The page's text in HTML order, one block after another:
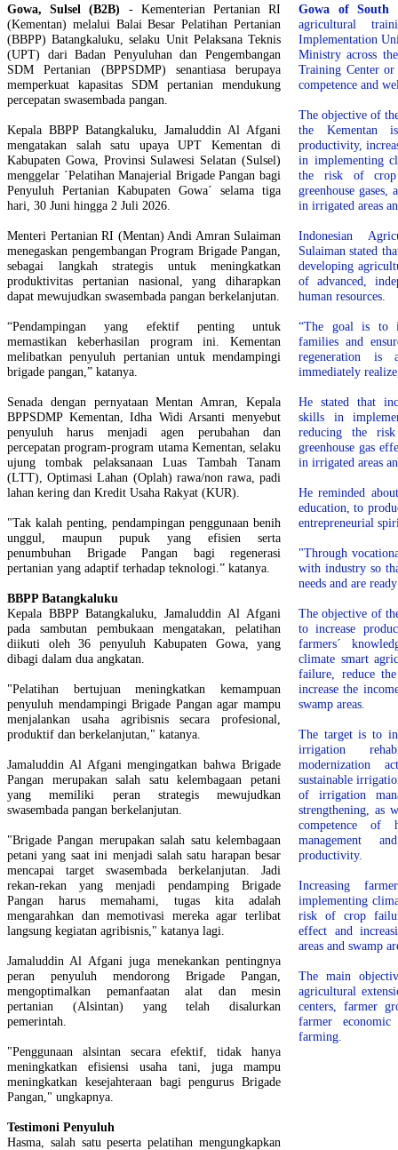
Gowa, Sulsel (B2B) - Kementerian Pertanian RI
(Kementan) melalui Balai Besar Pelatihan Pertanian
(BBPP) Batangkaluku, selaku Unit Pelaksana Teknis
(UPT) dari Badan Penyuluhan dan Pengembangan
SDM Pertanian (BPPSDMP) senantiasa berupaya
memperkuat kapasitas SDM pertanian mendukung
percepatan swasembada pangan.
Kepala BBPP Batangkaluku, Jamaluddin Al Afgani
mengatakan salah satu upaya UPT Kementan di
Kabupaten Gowa, Provinsi Sulawesi Selatan (Sulsel)
menggelar ´Pelatihan Manajerial Brigade Pangan bagi
Penyuluh Pertanian Kabupaten Gowa´ selama tiga
hari, 30 Juni hingga 2 Juli 2026.
Menteri Pertanian RI (Mentan) Andi Amran Sulaiman
menegaskan pengembangan Program Brigade Pangan,
sebagai langkah strategis untuk meningkatkan
produktivitas pertanian nasional, yang diharapkan
dapat mewujudkan swasembada pangan berkelanjutan.
“Pendampingan yang efektif penting untuk
memastikan keberhasilan program ini. Kementan
melibatkan penyuluh pertanian untuk mendampingi
brigade pangan,” katanya.
Senada dengan pernyataan Mentan Amran, Kepala
BPPSDMP Kementan, Idha Widi Arsanti menyebut
penyuluh harus menjadi agen perubahan dan
percepatan program-program utama Kementan, selaku
ujung tombak pelaksanaan Luas Tambah Tanam
(LTT), Optimasi Lahan (Oplah) rawa/non rawa, padi
lahan kering dan Kredit Usaha Rakyat (KUR).
"Tak kalah penting, pendampingan penggunaan benih
unggul, maupun pupuk yang efisien serta
penumbuhan Brigade Pangan bagi regenerasi
pertanian yang adaptif terhadap teknologi.” katanya.
BBPP Batangkaluku
Kepala BBPP Batangkaluku, Jamaluddin Al Afgani
pada sambutan pembukaan mengatakan, pelatihan
diikuti oleh 36 penyuluh Kabupaten Gowa, yang
dibagi dalam dua angkatan.
"Pelatihan bertujuan meningkatkan kemampuan
penyuluh mendampingi Brigade Pangan agar mampu
menjalankan usaha agribisnis secara profesional,
produktif dan berkelanjutan," katanya.
Jamaluddin Al Afgani mengingatkan bahwa Brigade
Pangan merupakan salah satu kelembagaan petani
yang memiliki peran strategis mewujudkan
swasembada pangan berkelanjutan.
"Brigade Pangan merupakan salah satu kelembagaan
petani yang saat ini menjadi salah satu harapan besar
mencapai target swasembada berkelanjutan. Jadi
rekan-rekan yang menjadi pendamping Brigade
Pangan harus memahami, tugas kita adalah
mengarahkan dan memotivasi mereka agar terlibat
langsung kegiatan agribisnis," katanya lagi.
Jamaluddin Al Afgani juga menekankan pentingnya
peran penyuluh mendorong Brigade Pangan,
mengoptimalkan pemanfaatan alat dan mesin
pertanian (Alsintan) yang telah disalurkan
pemerintah.
"Penggunaan alsintan secara efektif, tidak hanya
meningkatkan efisiensi usaha tani, juga mampu
meningkatkan kesejahteraan bagi pengurus Brigade
Pangan," ungkapnya.
Testimoni Penyuluh
Hasma, salah satu peserta pelatihan mengungkapkan
Gowa of South
agricultural
Implementation
Ministry across
Training Center
competence and
The objective of
the Kementan
productivity,
in implementing
the risk of
greenhouse gases,
in irrigated areas
Indonesian
Sulaiman stated
developing
of advanced,
human resources.
“The goal is to
families and
regeneration is
immediately
He stated that
skills in
reducing the
greenhouse gas
in irrigated areas
He reminded
education, to
entrepreneurial
"Through
with industry so
needs and are
The objective of
to increase
farmers´
climate smart
failure, reduce
increase the
swamp areas.
The target is to
irrigation
modernization
sustainable
of irrigation
strengthening, as
competence of
management
productivity.
Increasing
implementing
risk of crop
effect and
areas and swamp
The main
agricultural
centers, farmer
farmer economic
farming.